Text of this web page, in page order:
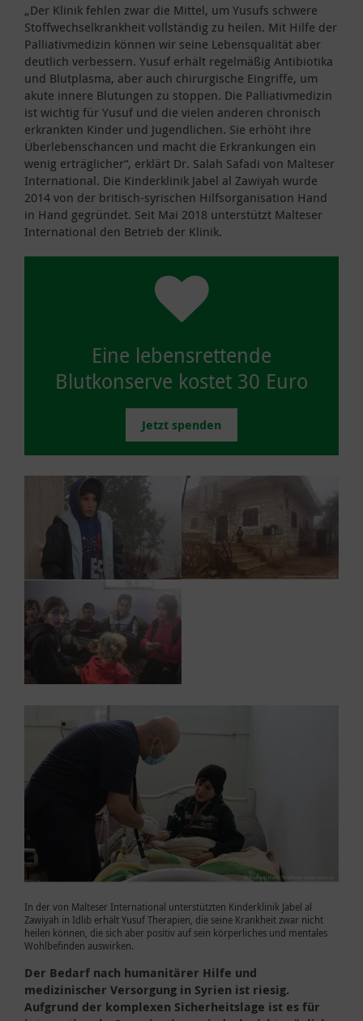
„Der Klinik fehlen zwar die Mittel, um Yusufs schwere
Stoffwechselkrankheit vollständig zu heilen. Mit Hilfe der
Palliativmedizin können wir seine Lebensqualität aber
deutlich verbessern. Yusuf erhält regelmäßig Antibiotika
und Blutplasma, aber auch chirurgische Eingriffe, um
akute innere Blutungen zu stoppen. Die Palliativmedizin
ist wichtig für Yusuf und die vielen anderen chronisch
erkrankten Kinder und Jugendlichen. Sie erhöht ihre
Überlebenschancen und macht die Erkrankungen ein
wenig erträglicher“, erklärt Dr. Salah Safadi von Malteser
International. Die Kinderklinik Jabel al Zawiyah wurde
2014 von der britisch-syrischen Hilfsorganisation Hand
in Hand gegründet. Seit Mai 2018 unterstützt Malteser
International den Betrieb der Klinik.
Eine lebensrettende
Blutkonserve kostet 30 Euro
Jetzt spenden
In der von Malteser International unterstützten Kinderklinik Jabel al
Zawiyah in Idlib erhält Yusuf Therapien, die seine Krankheit zwar nicht
heilen können, die sich aber positiv auf sein körperliches und mentales
Wohlbefinden auswirken.
Der Bedarf nach humanitärer Hilfe und
medizinischer Versorgung in Syrien ist riesig.
Aufgrund der komplexen Sicherheitslage ist es für